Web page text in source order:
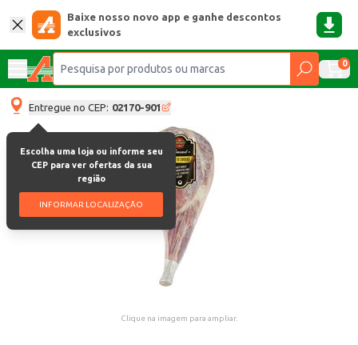
Baixe nosso novo app e ganhe descontos
exclusivos
0
Entregue no CEP: 02170-901
Escolha uma loja ou informe seu
CEP para ver ofertas da sua
região
INFORMAR LOCALIZAÇÃO
Clique na imagem para ampliar.